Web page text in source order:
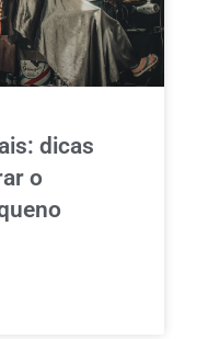
dicas
o